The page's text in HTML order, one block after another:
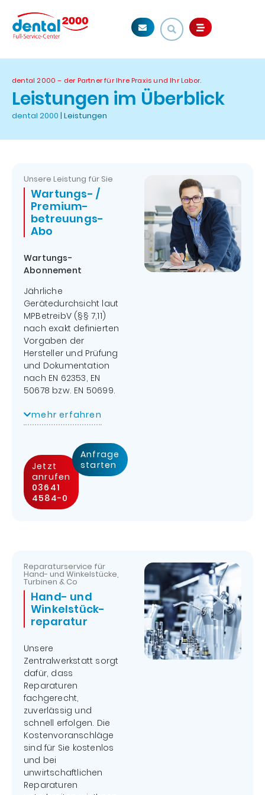
dental 2000 – der Partner für Ihre Praxis und Ihr Labor.
Leistungen im Überblick
dental 2000 | Leistungen
Unsere Leistung für Sie
Wartungs- /
Premium­
betreuungs-
Abo
Wartungs-
Abonnement
Jährliche
Gerätedurchsicht laut
MPBetreibV (§§ 7,11)
nach exakt definierten
Vorgaben der
Hersteller und Prüfung
und Dokumentation
nach EN 62353, EN
50678 bzw. EN 50699.
In der Gerätewartung
für
sind diejährliche
Amalgamabscheiderprüfung
und
Sicherheitstechnische
Kontrolle (STK) mit
Autoklaven sowie
Druckluft- und
Sauganlagen erfolgt
einschließlich der
elektrischen Prüfung
und Dokumentation
EN50699
Ihre Vorteile:
Vermeidung
von
Ausfallzeiten
durch
präventive
Maßnahmen
mehr erfahren
Jetzt
anrufen
03641
4584-0
Anfrage
starten
Reparaturservice für
Hand- und Winkelstücke,
Turbinen & Co
Hand- und
Winkelstück­
reparatur
Unsere
Zentralwerkstatt sorgt
dafür, dass
Reparaturen
fachgerecht,
zuverlässig und
schnell erfolgen. Die
Kostenvoranschläge
sind für Sie kostenlos
und bei
unwirtschaftlichen
Reparaturen